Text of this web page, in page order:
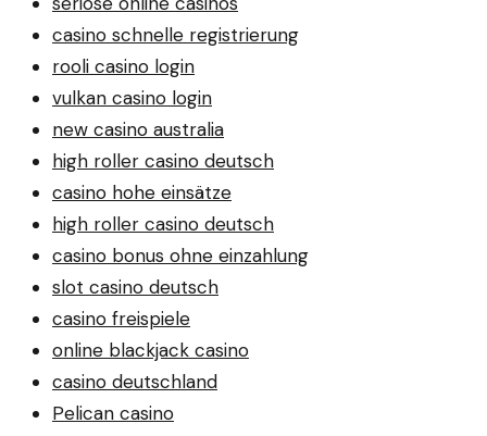
casino schnelle registrierung
rooli casino login
vulkan casino login
new casino australia
high roller casino deutsch
casino hohe einsätze
high roller casino deutsch
casino bonus ohne einzahlung
slot casino deutsch
casino freispiele
online blackjack casino
casino deutschland
Pelican casino